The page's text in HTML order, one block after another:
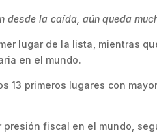
desde la caída, aún queda
lugar de la lista, mientras
en el mundo.
13 primeros lugares con
fiscal en el mundo,